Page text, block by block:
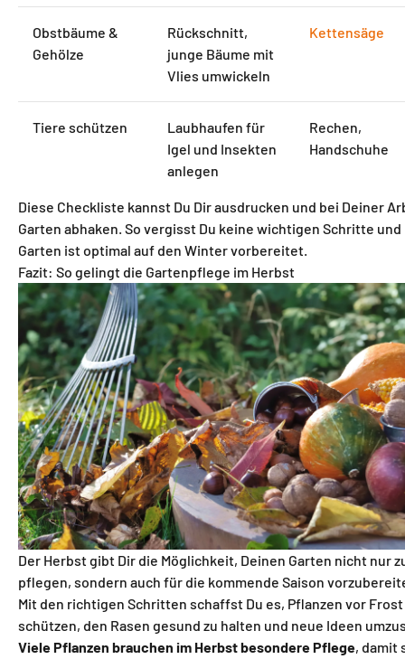
Obstbäume &
Gehölze
Rückschnitt,
junge Bäume mit
Vlies umwickeln
Kettensäge
Tiere schützen
Laubhaufen für
Igel und Insekten
anlegen
Rechen,
Handschuhe
Diese Checkliste kannst Du Dir ausdrucken und bei Deiner
Garten abhaken. So vergisst Du keine wichtigen Schritte und
Garten ist optimal auf den Winter vorbereitet.
Fazit: So gelingt die Gartenpflege im Herbst
Der Herbst gibt Dir die Möglichkeit, Deinen Garten nicht nur
pflegen, sondern auch für die kommende Saison
Mit den richtigen Schritten schaffst Du es, Pflanzen vor Frost
schützen, den Rasen gesund zu halten und neue Ideen
Viele Pflanzen brauchen im Herbst besondere Pflege, damit